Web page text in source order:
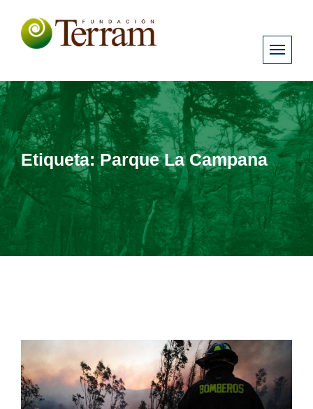
Etiqueta:Parque La Campana